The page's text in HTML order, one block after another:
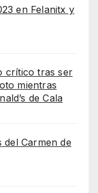
en Felanitx y
crítico tras ser
mientras
de Cala
del Carmen de